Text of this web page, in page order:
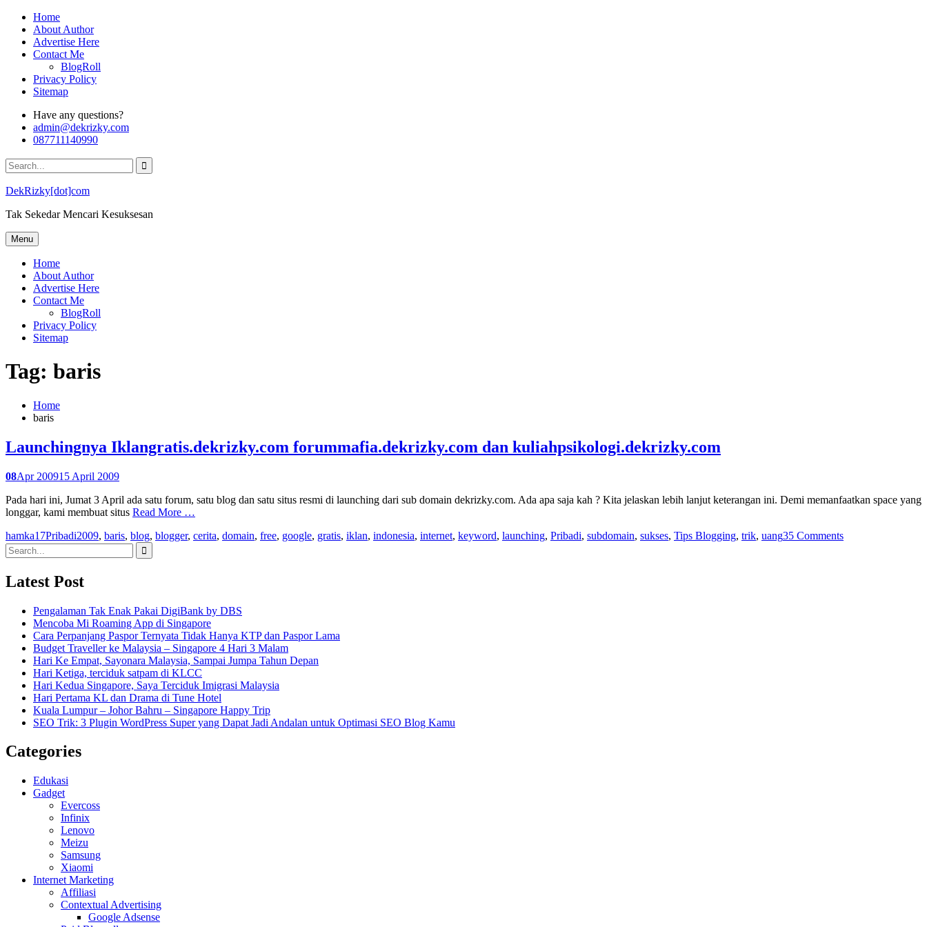
Skip
content
Home
About Author
Advertise Here
Contact Me
BlogRoll
Privacy Policy
Sitemap
Have any questions?
admin@dekrizky.com
087711140990
Search
for:
DekRizky[dot]com
Tak Sekedar Mencari Kesuksesan
Menu
Home
About Author
Advertise Here
Contact Me
BlogRoll
Privacy Policy
Sitemap
Tag: baris
Home
baris
Launchingnya Iklangratis.dekrizky.com forummafia.dekrizky.com dan kuliahpsikologi.dekrizky.com
08Apr 200915 April 2009
Pada hari ini, Jumat 3 April ada satu forum, satu blog dan satu situs resmi di launching dari sub domain dekrizky.com. Ada apa saja kah ? Kita jelaskan lebih lanjut keterangan ini. Demi memanfaatkan space yang
longgar, kami membuat situs Read More …
hamka17Pribadi2009, baris, blog, blogger, cerita, domain, free, google, gratis, iklan, indonesia, internet, keyword, launching, Pribadi, subdomain, sukses, Tips Blogging, trik, uang35 Comments
Search
for:
Latest Post
Pengalaman Tak Enak Pakai DigiBank by DBS
Mencoba Mi Roaming App di Singapore
Cara Perpanjang Paspor Ternyata Tidak Hanya KTP dan Paspor Lama
Budget Traveller ke Malaysia – Singapore 4 Hari 3 Malam
Hari Ke Empat, Sayonara Malaysia, Sampai Jumpa Tahun Depan
Hari Ketiga, terciduk satpam di KLCC
Hari Kedua Singapore, Saya Terciduk Imigrasi Malaysia
Hari Pertama KL dan Drama di Tune Hotel
Kuala Lumpur – Johor Bahru – Singapore Happy Trip
SEO Trik: 3 Plugin WordPress Super yang Dapat Jadi Andalan untuk Optimasi SEO Blog Kamu
Categories
Edukasi
Gadget
Evercoss
Infinix
Lenovo
Meizu
Samsung
Xiaomi
Internet Marketing
Affiliasi
Contextual Advertising
Google Adsense